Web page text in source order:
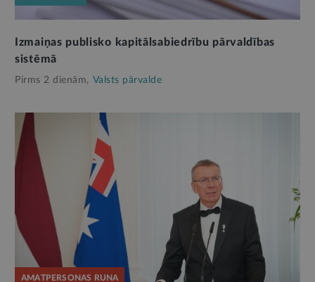
Izmaiņas publisko kapitālsabiedrību pārvaldības
sistēmā
Pirms 2 dienām, Valsts pārvalde
AMATPERSONAS RUNA